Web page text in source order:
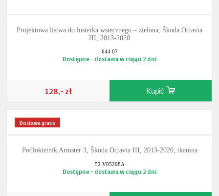
Projektowa listwa do lusterka wstecznego – zielona, Škoda Octavia
III, 2013-2020
644 07
Dostępne - dostawa w ciągu 2 dni
128,- zł Kupić
Dostawa gratis
Podłokietnik Armster 3, Škoda Octavia III, 2013-2020, tkanina
52.V05298A
Dostępne - dostawa w ciągu 2 dni